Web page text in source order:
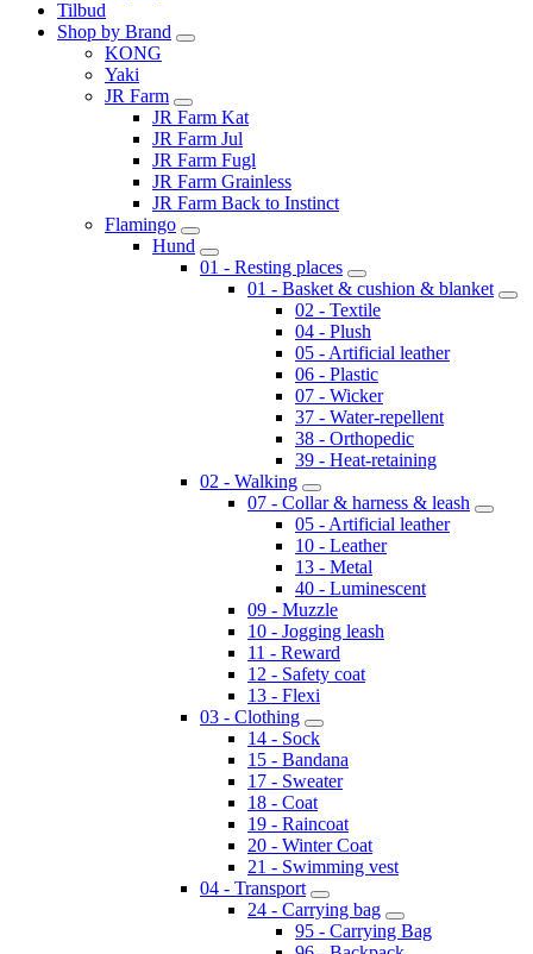
Tilbud
Shop by Brand
KONG
Yaki
JR Farm
JR Farm Kat
JR Farm Jul
JR Farm Fugl
JR Farm Grainless
JR Farm Back to Instinct
Flamingo
Hund
01 - Resting places
01 - Basket & cushion & blanket
02 - Textile
04 - Plush
05 - Artificial leather
06 - Plastic
07 - Wicker
37 - Water-repellent
38 - Orthopedic
39 - Heat-retaining
02 - Walking
07 - Collar & harness & leash
05 - Artificial leather
10 - Leather
13 - Metal
40 - Luminescent
09 - Muzzle
10 - Jogging leash
11 - Reward
12 - Safety coat
13 - Flexi
03 - Clothing
14 - Sock
15 - Bandana
17 - Sweater
18 - Coat
19 - Raincoat
20 - Winter Coat
21 - Swimming vest
04 - Transport
24 - Carrying bag
95 - Carrying Bag